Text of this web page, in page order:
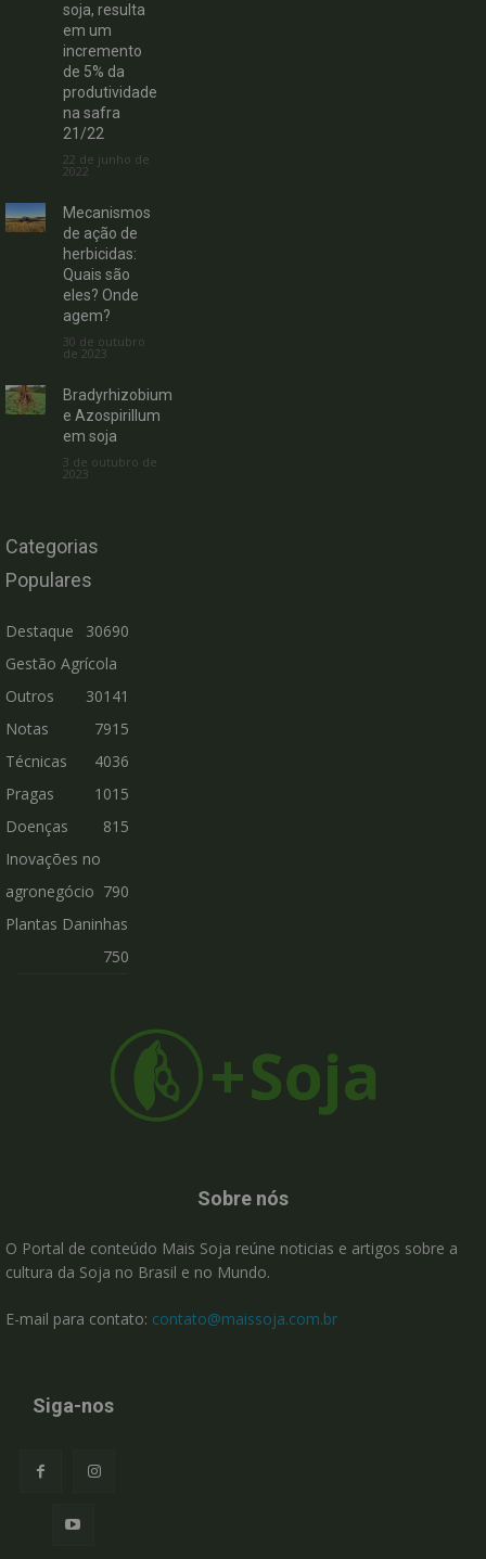
soja, resulta
em um
incremento
de 5% da
produtividade
na safra
21/22
22 de junho de
2022
Mecanismos
de ação de
herbicidas:
Quais são
eles? Onde
agem?
30 de outubro
de 2023
Bradyrhizobium
e Azospirillum
em soja
3 de outubro de
2023
Categorias
Populares
Destaque
30690
Gestão Agrícola
30141
Outros
7915
Notas
Técnicas
4036
Pragas
1015
Doenças
815
Inovações no
agronegócio 790
Plantas Daninhas
750
Sobre nós
O Portal de conteúdo Mais Soja reúne noticias e artigos sobre a
cultura da Soja no Brasil e no Mundo.
E-mail para contato: contato@maissoja.com.br
Siga-nos